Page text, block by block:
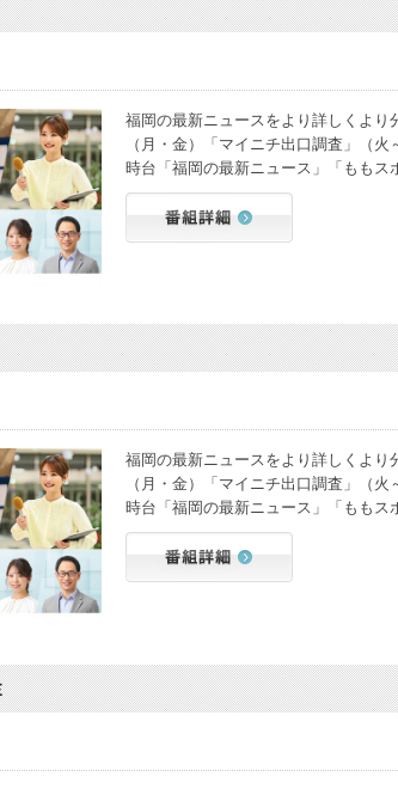
福岡の最新ニュースをより詳しくよ
（月・金）「マイニチ出口調査」（
時台「福岡の最新ニュース」「ももス
福岡の最新ニュースをより詳しくよ
（月・金）「マイニチ出口調査」（
時台「福岡の最新ニュース」「ももス